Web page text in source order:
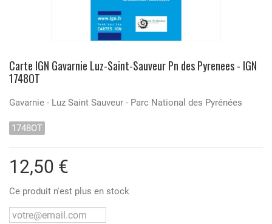
Carte IGN Gavarnie Luz-Saint-Sauveur Pn des Pyrenees - IGN
1748OT
Gavarnie - Luz Saint Sauveur - Parc National des Pyrénées
1748OT
12,50 €
Ce produit n'est plus en stock